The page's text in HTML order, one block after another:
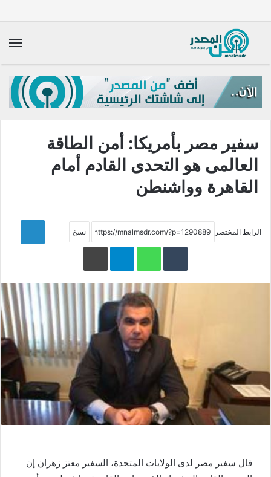
سفير مصر بأمريكا: أمن الطاقة
العالمى هو التحدى القادم أمام
القاهرة وواشنطن
الرابط المختصر
LinkedIn
WhatsApp
Telegramطباعة
قال سفير مصر لدى الولايات المتحدة، السفير معتز زهران إن